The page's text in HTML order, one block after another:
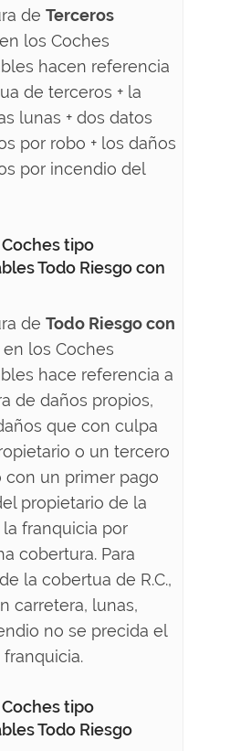
de Terceros
los Coches
hacen referencia
de terceros + la
lunas + dos datos
por robo + los daños
por incendio del
tipo
Todo Riesgo con
de Todo Riesgo con
los Coches
hace referencia a
de daños propios,
que con culpa
o un tercero
con un primer pago
propietario de la
franquicia por
cobertura. Para
la cobertua de R.C.,
carretera, lunas,
no se precida el
tipo
Todo Riesgo